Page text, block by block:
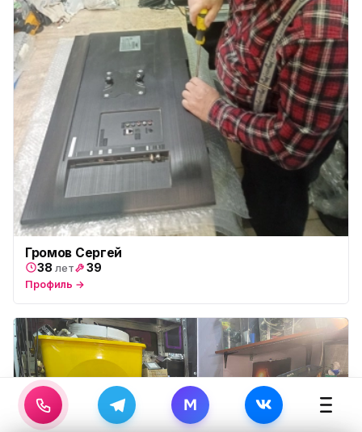
Громов Сергей
38 лет 39
Профиль →
M